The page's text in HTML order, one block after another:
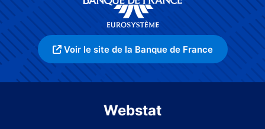
Voir le site de la Banque de France
Webstat